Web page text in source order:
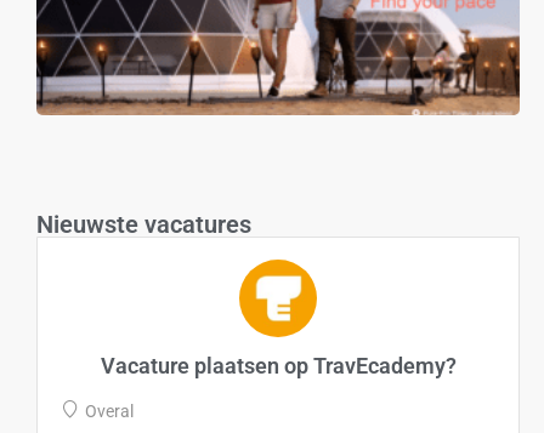
Nieuwste vacatures
Vacature plaatsen op TravEcademy?
Overal